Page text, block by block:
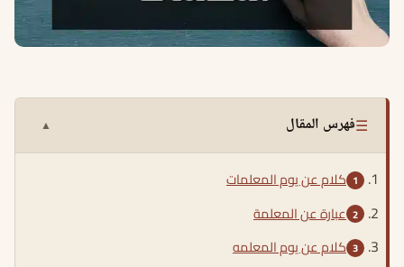
☰فهرس المقال ▲
كلام عن يوم المعلمات
عبارة عن المعلمة
كلام عن يوم المعلمه